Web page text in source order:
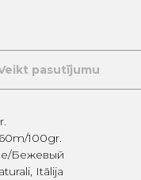
pasutījumu
100gr.
Бежевый
Itālija